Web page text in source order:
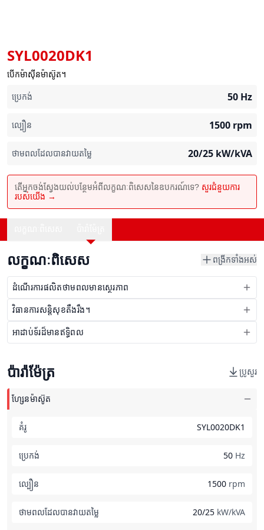
SYL0020DK1
បើកម៉ាស៊ីនម៉ាស៊ូត។
ប្រេកង់
50 Hz
ល្បឿន 1500 rpm
ថាមពលដែលបានវាយតម្លៃ 20/25 kW/kVA
តើអ្នកចង់ស្វែងយល់បន្ថែមអំពីលក្ខណៈពិសេសនៃឧបករណ៍ទេ? សួរជំនួយការ
របស់យើង →
លក្ខណៈពិសេស ពង្រីកទាំងអស់
ដំណើរការផលិតថាមពលមានស្ថេរភាព
វិធានការសន្តិសុខតឹងរឹង។
អាដាប់ទ័រដ៏មានឥទ្ធិពល
ប៉ារ៉ាម៉ែត្រ ប្រូសួរ
ហ្សែនម៉ាស៊ូត
គំរូ SYL0020DK1
ប្រេកង់ 50 Hz
ល្បឿន 1500 rpm
ថាមពលដែលបានវាយតម្លៃ 20/25 kW/kVA